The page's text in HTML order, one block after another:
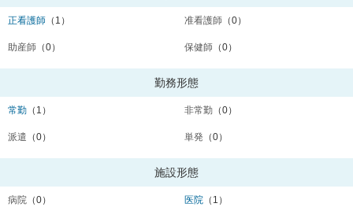
正看護師 （1） 准看護師 （0）
助産師 （0） 保健師 （0）
勤務形態
常勤 （1） 非常勤 （0）
派遣 （0） 単発 （0）
施設形態
病院 （0） 医院 （1）